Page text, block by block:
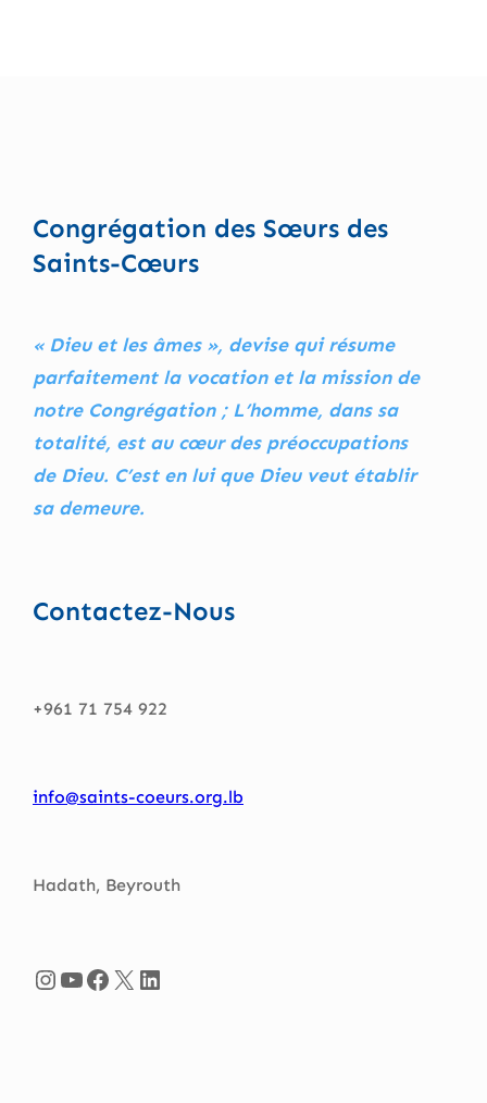
Congrégation des Sœurs des
Saints-Cœurs
« Dieu et les âmes », devise qui résume
parfaitement la vocation et la mission de
notre Congrégation ; L’homme, dans sa
totalité, est au cœur des préoccupations
de Dieu. C’est en lui que Dieu veut établir
sa demeure.
Contactez-Nous
+961 71 754 922
info@saints-coeurs.org.lb
Hadath, Beyrouth
InstagramYouTube Facebook X LinkedIn